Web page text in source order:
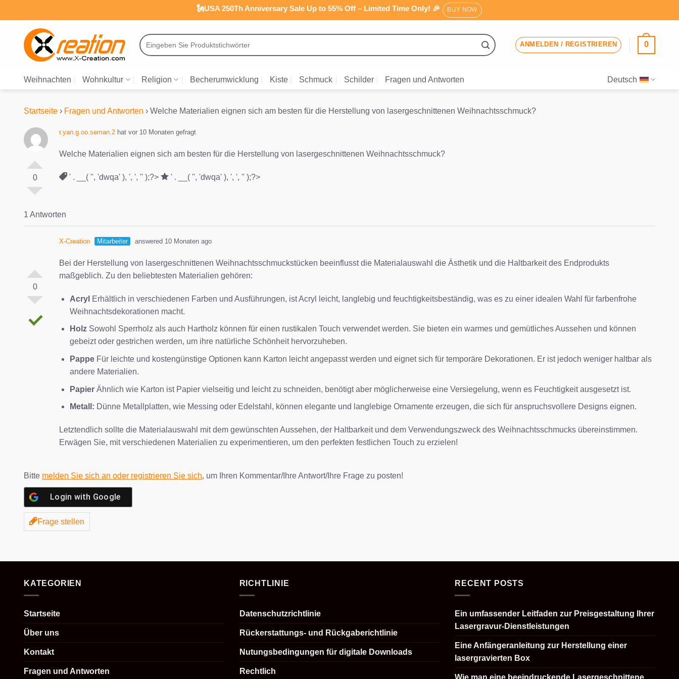
Inhalt
springen
🗽USA 250Th Anniversary Sale Up to 55% Off – Limited Time Only! 🎉 BUY NOW
Suche
nach:
ANMELDEN / REGISTRIEREN 0
Weihnachten Wohnkultur Religion Becherumwicklung Kiste Schmuck Schilder Fragen und Antworten Deutsch
Startseite › Fragen und Antworten › Welche Materialien eignen sich am besten für die Herstellung von lasergeschnittenen Weihnachtsschmuck?
0
r.yan.g.oo.seman.2 hat vor 10 Monaten gefragt
Welche Materialien eignen sich am besten für die Herstellung von lasergeschnittenen Weihnachtsschmuck?
' . __( '', 'dwqa' ), ', ', '' );?> ' . __( '', 'dwqa' ), ', ', '' );?>
1 Antworten
0
X-Creation Mitarbeiter answered 10 Monaten ago
Bei der Herstellung von lasergeschnittenen Weihnachtsschmuckstücken beeinflusst die Materialauswahl die Ästhetik und die Haltbarkeit des Endprodukts
maßgeblich. Zu den beliebtesten Materialien gehören:
Acryl Erhältlich in verschiedenen Farben und Ausführungen, ist Acryl leicht, langlebig und feuchtigkeitsbeständig, was es zu einer idealen Wahl für farbenfrohe
Weihnachtsdekorationen macht.
HolzSowohl Sperrholz als auch Hartholz können für einen rustikalen Touch verwendet werden. Sie bieten ein warmes und gemütliches Aussehen und können
gebeizt oder gestrichen werden, um ihre natürliche Schönheit hervorzuheben.
PappeFür leichte und kostengünstige Optionen kann Karton leicht angepasst werden und eignet sich für temporäre Dekorationen. Er ist jedoch weniger haltbar als
andere Materialien.
PapierÄhnlich wie Karton ist Papier vielseitig und leicht zu schneiden, benötigt aber möglicherweise eine Versiegelung, wenn es Feuchtigkeit ausgesetzt ist.
Metall: Dünne Metallplatten, wie Messing oder Edelstahl, können elegante und langlebige Ornamente erzeugen, die sich für anspruchsvollere Designs eignen.
Letztendlich sollte die Materialauswahl mit dem gewünschten Aussehen, der Haltbarkeit und dem Verwendungszweck des Weihnachtsschmucks übereinstimmen.
Erwägen Sie, mit verschiedenen Materialien zu experimentieren, um den perfekten festlichen Touch zu erzielen!
Bitte melden Sie sich an oder registrieren Sie sich, um Ihren Kommentar/Ihre Antwort/Ihre Frage zu posten!
Login with Google
Frage stellen
KATEGORIEN
Startseite
Über uns
Kontakt
Fragen und Antworten
RICHTLINIE
Datenschutzrichtlinie
Rückerstattungs- und Rückgaberichtlinie
Nutungsbedingungen für digitale Downloads
Rechtlich
RECENT POSTS
Ein umfassender Leitfaden zur Preisgestaltung Ihrer
Lasergravur-Dienstleistungen
Eine Anfängeranleitung zur Herstellung einer
lasergravierten Box